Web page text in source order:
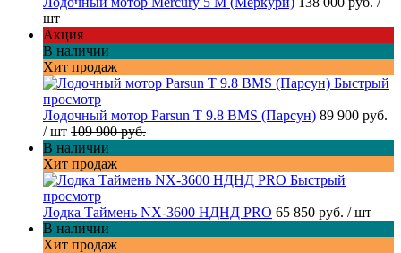
шт
Акция
В наличии
Хит продаж
Быстрый
просмотр
Лодочный мотор Parsun T 9.8 BMS (Парсун) 89 900 руб.
/ шт 109 900 руб.
В наличии
Хит продаж
Быстрый
просмотр
Лодка Таймень NX-3600 НДНД PRO 65 850 руб. / шт
В наличии
Хит продаж